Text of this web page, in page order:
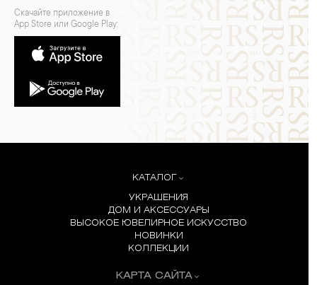
Скачайте приложение в
App Store или Google Play:
КАТАЛОГ
УКРАШЕНИЯ
ДОМ И АКСЕССУАРЫ
ВЫСОКОЕ ЮВЕЛИРНОЕ ИСКУССТВО
НОВИНКИ
КОЛЛЕКЦИИ
КАРТА САЙТА